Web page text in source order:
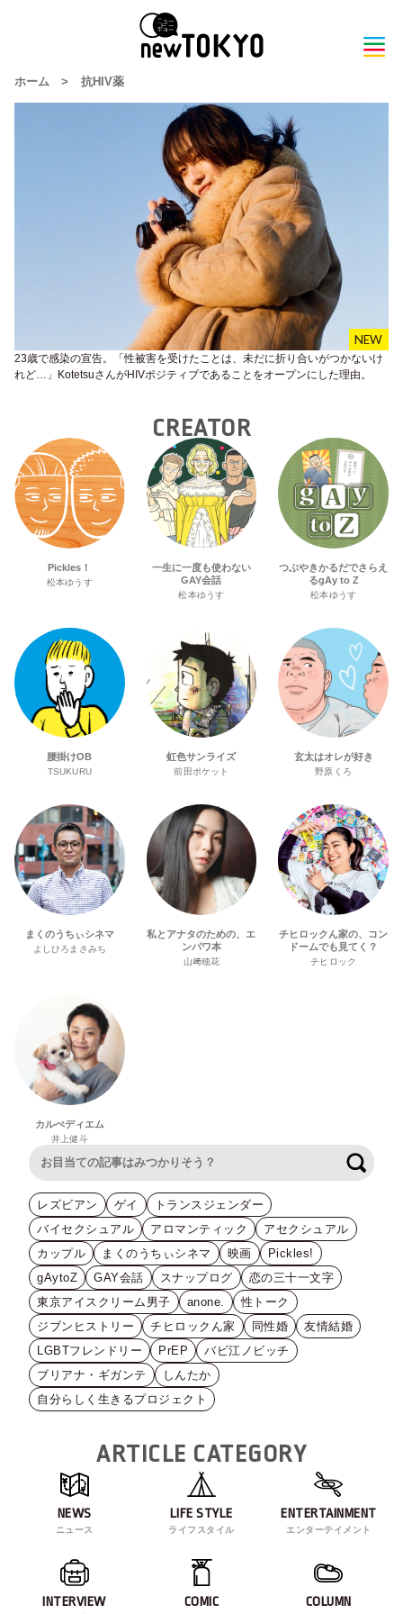
ホーム > 抗HIV薬
23歳で感染の宣告。「性被害を受けたことは、未だに折り合いがつかないけ
れど…」KotetsuさんがHIVポジティブであることをオープンにした理由。
CREATOR
Pickles！
松本ゆうす
一生に一度も使わない
GAY会話
松本ゆうす
つぶやきかるだでさらえ
るgAy to Z
松本ゆうす
腰掛けOB
TSUKURU
虹色サンライズ
前田ポケット
玄太はオレが好き
野原くろ
まくのうちぃシネマ
よしひろまさみち
私とアナタのための、エ
ンパワ本
山﨑穂花
チヒロックん家の、コン
ドームでも見てく？
チヒロック
カルぺディエム
井上健斗
レズビアン ゲイ
トランスジェンダー
バイセクシュアル
アロマンティック
アセクシュアル
カップル
まくのうちぃシネマ 映画
Pickles!
gAytoZ
GAY会話 スナップログ
恋の三十一文字
東京アイスクリーム男子
anone.
性トーク
ジブンヒストリー
チヒロックん家 同性婚
友情結婚
LGBTフレンドリー
PrEP
バビ江ノビッチ
ブリアナ・ギガンテ
しんたか
自分らしく生きるプロジェクト
ARTICLE CATEGORY
NEWS
ニュース
LIFE STYLE
ライフスタイル
ENTERTAINMENT
エンターテイメント
INTERVIEW COMIC COLUMN